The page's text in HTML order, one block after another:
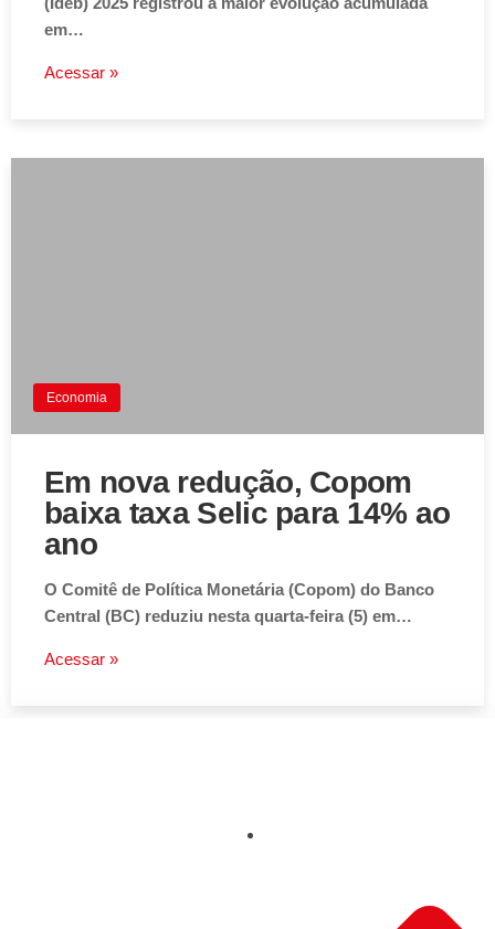
em…
Acessar »
Economia
Em nova redução, Copom
baixa taxa Selic para 14% ao
ano
O Comitê de Política Monetária (Copom) do Banco
Central (BC) reduziu nesta quarta-feira (5) em…
Acessar »